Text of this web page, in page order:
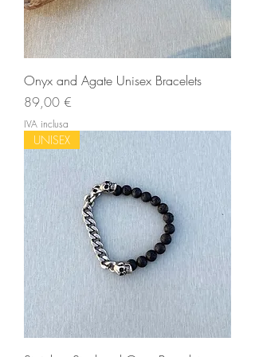
Onyx and Agate Unisex Bracelets
Prezzo
89,00 €
IVA inclusa
UNISEX